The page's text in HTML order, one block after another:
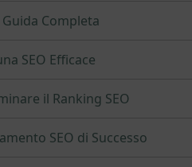
Completa
SEO Efficace
il Ranking SEO
SEO di Successo